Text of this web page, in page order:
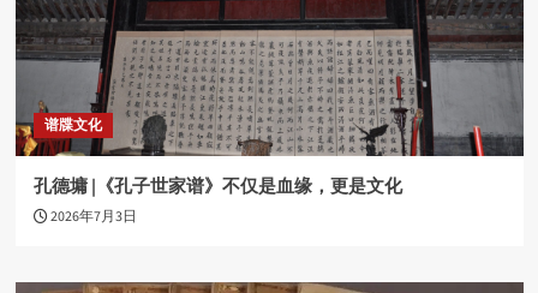
谱牒文化
孔德墉 |《孔子世家谱》不仅是血缘，更是文化
2026年7月3日